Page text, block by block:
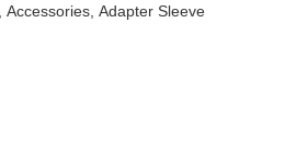
Accessories Adapter Sleeve